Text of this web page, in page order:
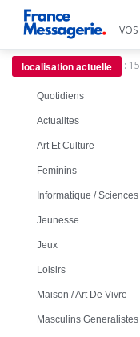
localisation actuelle :
Quotidiens
Actualites
Art Et Culture
Feminins
Informatique / Sciences
Jeunesse
Jeux
Loisirs
Maison / Art De Vivre
Masculins Generalistes